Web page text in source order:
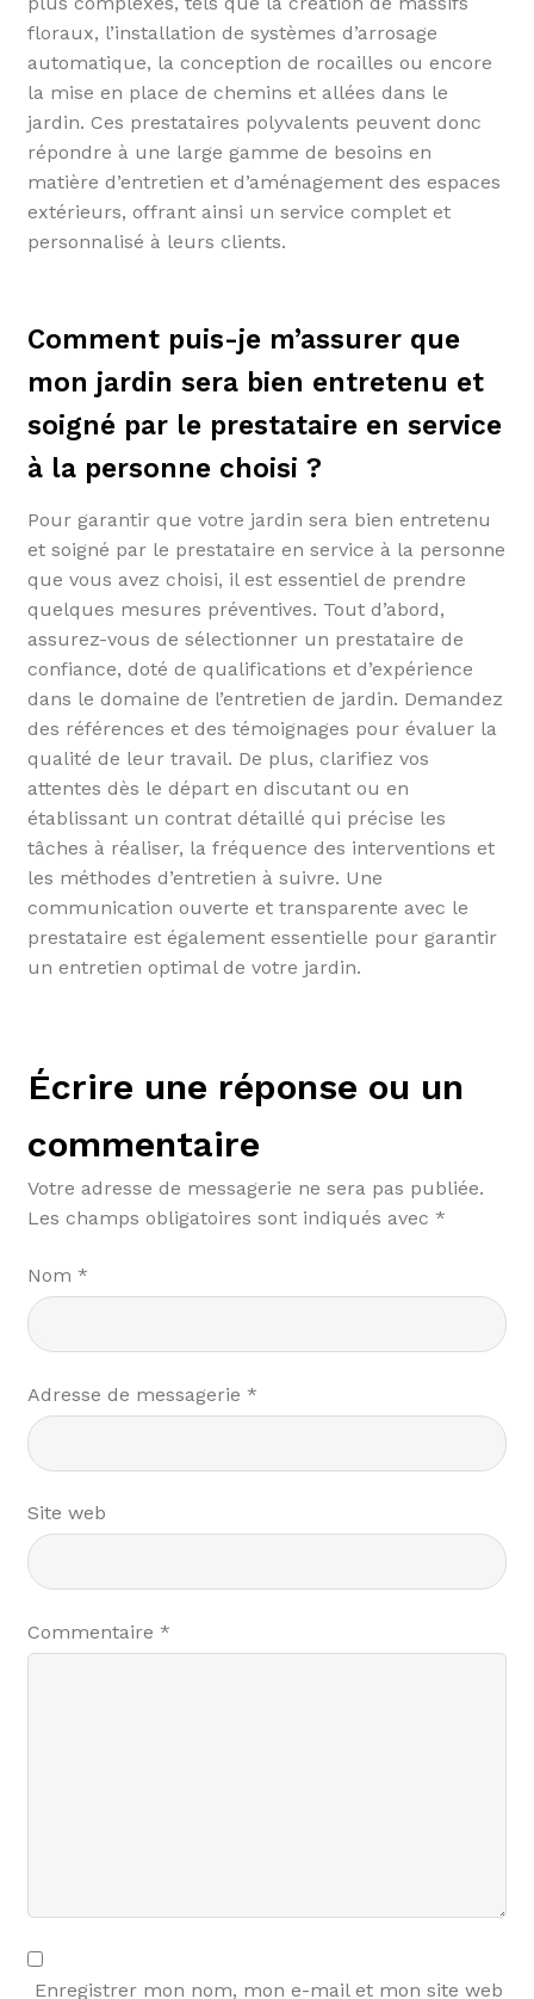
floraux, l’installation de systèmes d’arrosage
automatique, la conception de rocailles ou encore
la mise en place de chemins et allées dans le
jardin. Ces prestataires polyvalents peuvent donc
répondre à une large gamme de besoins en
matière d’entretien et d’aménagement des espaces
extérieurs, offrant ainsi un service complet et
personnalisé à leurs clients.
Comment puis-je m’assurer que
mon jardin sera bien entretenu et
soigné par le prestataire en service
à la personne choisi ?
Pour garantir que votre jardin sera bien entretenu
et soigné par le prestataire en service à la personne
que vous avez choisi, il est essentiel de prendre
quelques mesures préventives. Tout d’abord,
assurez-vous de sélectionner un prestataire de
confiance, doté de qualifications et d’expérience
dans le domaine de l’entretien de jardin. Demandez
des références et des témoignages pour évaluer la
qualité de leur travail. De plus, clarifiez vos
attentes dès le départ en discutant ou en
établissant un contrat détaillé qui précise les
tâches à réaliser, la fréquence des interventions et
les méthodes d’entretien à suivre. Une
communication ouverte et transparente avec le
prestataire est également essentielle pour garantir
un entretien optimal de votre jardin.
Écrire une réponse ou un
commentaire
Votre adresse de messagerie ne sera pas publiée.
Les champs obligatoires sont indiqués avec *
Nom *
Adresse de messagerie *
Site web
Commentaire *
Enregistrer mon nom, mon e-mail et mon site web